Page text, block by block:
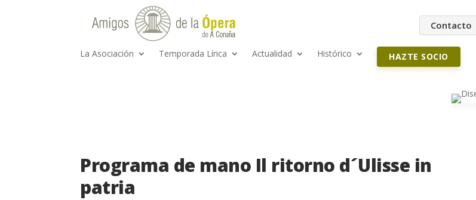
Contacto
La Asociación Temporada Lírica Actualidad Histórico HAZTE SOCIO
Programa de mano Il ritorno d´Ulisse in
patria